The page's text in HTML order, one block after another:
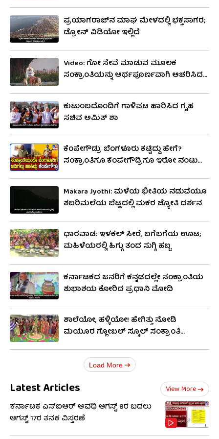
ಹತ್ತಿರದ ಜನರನ್ನು ಮತ್ತು ಸಂಬಂಧಿಗಳನ್ನು ಭೇಟಿಯಾಗಿ
ಎಳ್ಳುಬೆಲ್ಲವನ್ನು ವಿನಿಮಯ ಮಾಡಿಕೊಳ್ಳುತ್ತಾರೆ. “ಎಳ್ಳು ಬೆಲ್ಲ
ತಿಂದು ಒಳ್ಳೆಯ ಮಾತಾಡೋಣ” ಎಂದು ಹೇಳಿಕೊಳ್ಳುತ್ತಾರೆ.
ಪ್ಲೇಟ್ ಸಹ ಕಬ್ಬಿನ ತುಂಡು ವಿವಿಧ ಆಕಾರಗಳನ್ನು ಸಕ್ಕರೆ
ಅಚ್ಚುಗಳನ್ನು ಹೊಂದಿರುತ್ತದೆ.
ಪ್ರಯಾಗರಾಜ್​ನ ಮಾಘ ಮೇಳದಲ್ಲಿ ಭಕ್ತಸಾಗರ;
ಡ್ರೋನ್ ವಿಡಿಯೋ ಇಲ್ಲಿದೆ
Video: ಗೋ ಸೇವೆ ಮಾಡುವ ಮೂಲಕ
ಸಂಕ್ರಾಂತಿಯನ್ನು ಅರ್ಥಪೂರ್ಣವಾಗಿ ಆಚರಿಸಿದ
ಕುಟುಂಬದೊಂದಿಗೆ ಗಾಳಿಪಟ ಹಾರಿಸಿದ ಗೃಹ
ಸಚಿವ ಅಮಿತ್ ಶಾ
ಕೆಂಪೇಗೌಡ್ರು ಬೆಂಗಳೂರು ಕಟ್ಟಿದ್ದು ಹೇಗೆ?
ಸಂಕ್ರಾಂತಿಗೂ ಕೆಂಪೇಗೌಡ್ರಿಗೂ ಇರೋ ನಂಟು
Makara Jyothi: ಮಳೆಯ ಭೀತಿಯ ನಡುವೆಯೂ
ಶಬರಿಮಲೆಯ ಬೆಟ್ಟದಲ್ಲಿ ಮಕರ ಜ್ಯೋತಿ ದರ್ಶನ
ಧಾರವಾಡ: ಇಳಕಲ್ ಸೀರೆ, ಬಗೆಬಗೆಯ ಊಟ;
ಮಹಿಳೆಯರಲ್ಲಿ ಹಿಗ್ಗು ತಂದ ಸುಗ್ಗಿ ಹಬ್ಬ
ಕರ್ನಾಟಕದ ಜನರಿಗೆ ಕನ್ನಡದಲ್ಲೇ ಸಂಕ್ರಾಂತಿಯ
ಶುಭಾಶಯ ಕೋರಿದ ಪ್ರಧಾನಿ ಮೋದಿ
ಶಾಲೆಯೋ, ಹಳ್ಳಿಯೋ! ಹೇಗಿತ್ತು ನೋಡಿ
ಮಯೂರ ಗ್ಲೋಬಲ್ ಸ್ಕೂಲ್ ಸಂಕ್ರಾಂತಿ
Load More
Latest Articles View More
ಕರ್ನಾಟಕ ಎಸ್‌ಐಆರ್ ಅವಧಿ ಆಗಸ್ಟ್ 8ರ ಬದಲು
ಆಗಸ್ಟ್ 17ರ ತನಕ ವಿಸ್ತರಣೆ